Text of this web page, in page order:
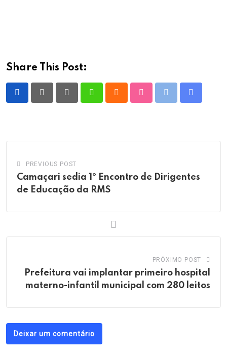
Share This Post:
PinterestWhatsappCloud StumbleUpon
Print
Share
PREVIOUS POST
Camaçari sedia 1º Encontro de Dirigentes
de Educação da RMS
PRÓXIMO POST
Prefeitura vai implantar primeiro hospital
materno-infantil municipal com 280 leitos
Deixar um comentário